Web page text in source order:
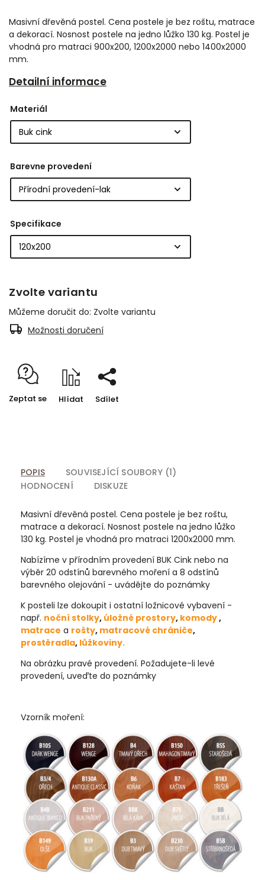
Masivní dřevěná postel. Cena postele je bez roštu, matrace
a dekorací. Nosnost postele na jedno lůžko 130 kg. Postel je
vhodná pro matraci 900x200, 1200x2000 nebo 1400x2000
mm.
Detailní informace
Materiál
Barevne provedení
Specifikace
Zvolte variantu
Můžeme doručit do: Zvolte variantu
Možnosti doručení
Zeptat se Hlídat Sdílet
POPIS
SOUVISEJÍCÍ SOUBORY (1)
HODNOCENÍ
DISKUZE
Masivní dřevěná postel. Cena postele je bez roštu,
matrace a dekorací. Nosnost postele na jedno lůžko
130 kg. Postel je vhodná pro matraci 1200x2000 mm.
Nabízíme v přírodním provedení BUK Cink nebo na
výběr 20 odstínů barevného moření a 8 odstínů
barevného olejování - uvádějte do poznámky
K posteli lze dokoupit i ostatní ložnicové vybavení -
např. noční stolky, úložné prostory, komody,
matrace a rošty, matracové chrániče,
prostěradla, lůžkoviny.
Na obrázku pravé provedení. Požadujete-li levé
provedení, uveďte do poznámky
Vzorník moření: